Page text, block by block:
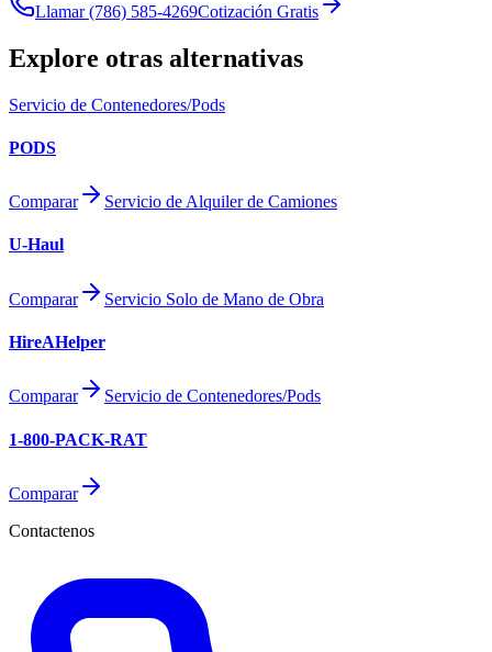
Llamar (786) 585-4269Cotización Gratis
Explore otras alternativas
Servicio de Contenedores/Pods
PODS
Comparar Servicio de Alquiler de Camiones
U-Haul
Comparar Servicio Solo de Mano de Obra
HireAHelper
Comparar Servicio de Contenedores/Pods
1-800-PACK-RAT
Comparar
Contactenos